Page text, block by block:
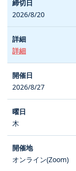
2026/8/20
詳細
2026/8/27
木
オンライン(Zoom)